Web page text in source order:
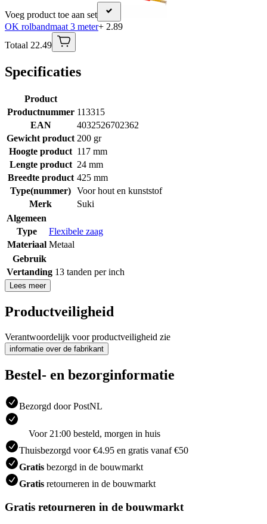
Voeg product toe aan set
OK rolbandmaat 3 meter+ 2.89
Totaal 22.49
Specificaties
Product
Productnummer 113315
EAN
4032526702362
Gewicht product 200 gr
Hoogte product 117 mm
Lengte product 24 mm
Breedte product 425 mm
Type(nummer) Voor hout en kunststof
Merk
Suki
Algemeen
Type
Flexibele zaag
Materiaal Metaal
Gebruik
Vertanding 13 tanden per inch
Lees meer
Productveiligheid
Verantwoordelijk voor productveiligheid zie
informatie over de fabrikant
Bestel- en bezorginformatie
Bezorgd door PostNL
Voor 21:00 besteld, morgen in huis
Thuisbezorgd voor €4.95 en gratis vanaf €50
Gratis bezorgd in de bouwmarkt
Gratis retourneren in de bouwmarkt
Gratis retourneren in de bouwmarkt